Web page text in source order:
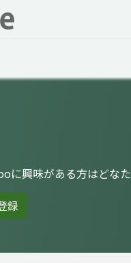
に興味がある方はどな
録